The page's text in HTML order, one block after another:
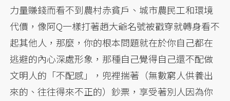
力量賺錢而看不到農村赤貧戶、城市農民工和環境
代價，像阿Q一樣打著趙大爺名號被戳穿就轉身看不
起其他人，那麼，你的根本問題就在於你自己都在
逃避的內心深處形象，那種自己覺得自己還不配做
文明人的「不配感」，兜裡揣著（無數窮人供養出
來的、往往得來不正的）鈔票，享受著別人因為你